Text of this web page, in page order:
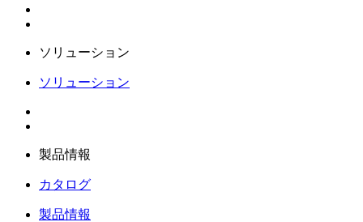
ソリューション
ソリューション
製品情報
カタログ
製品情報